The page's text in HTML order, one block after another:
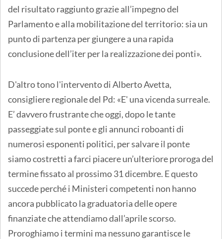
del risultato raggiunto grazie all’impegno del
Parlamento e alla mobilitazione del territorio: sia un
punto di partenza per giungere a una rapida
conclusione dell’iter per la realizzazione dei ponti».
D'altro tono l'intervento di Alberto Avetta,
consigliere regionale del Pd: «E' una vicenda surreale.
E’ davvero frustrante che oggi, dopo le tante
passeggiate sul ponte e gli annunci roboanti di
numerosi esponenti politici, per salvare il ponte
siamo costretti a farci piacere un’ulteriore proroga del
termine fissato al prossimo 31 dicembre. E questo
succede perché i Ministeri competenti non hanno
ancora pubblicato la graduatoria delle opere
finanziate che attendiamo dall’aprile scorso.
Proroghiamo i termini ma nessuno garantisce le